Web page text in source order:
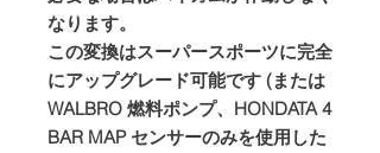
なります。
この変換はスーパースポーツに完全
にアップグレード可能です (または
WALBRO 燃料ポンプ、HONDATA 4
BAR MAP センサーのみを使用した